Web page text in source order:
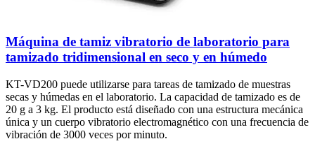
Máquina de tamiz vibratorio de laboratorio para
tamizado tridimensional en seco y en húmedo
KT-VD200 puede utilizarse para tareas de tamizado de muestras
secas y húmedas en el laboratorio. La capacidad de tamizado es de
20 g a 3 kg. El producto está diseñado con una estructura mecánica
única y un cuerpo vibratorio electromagnético con una frecuencia de
vibración de 3000 veces por minuto.